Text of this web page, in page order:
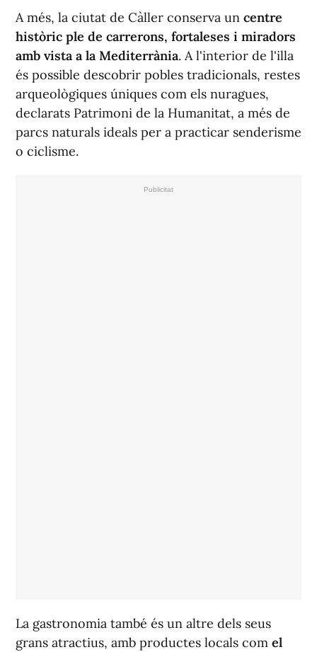
A més, la ciutat de Càller conserva un centre
històric ple de carrerons, fortaleses i miradors
amb vista a la Mediterrània. A l'interior de l'illa
és possible descobrir pobles tradicionals, restes
arqueològiques úniques com els nuragues,
declarats Patrimoni de la Humanitat, a més de
parcs naturals ideals per a practicar senderisme
o ciclisme.
La gastronomia també és un altre dels seus
grans atractius, amb productes locals com el